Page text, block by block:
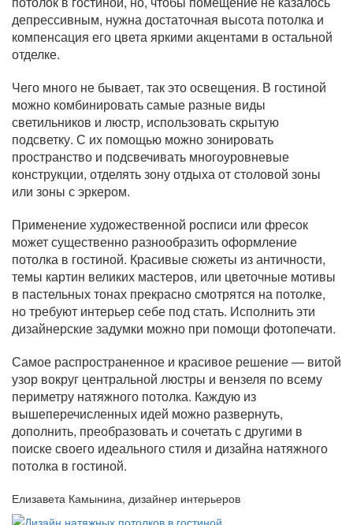
депрессивным, нужна достаточная высота потолка и
компенсация его цвета яркими акцентами в остальной
отделке.
Чего много не бывает, так это освещения. В гостиной
можно комбинировать самые разные виды
светильников и люстр, использовать скрытую
подсветку. С их помощью можно зонировать
пространство и подсвечивать многоуровневые
конструкции, отделять зону отдыха от столовой зоны
или зоны с эркером.
Применение художественной росписи или фресок
может существенно разнообразить оформление
потолка в гостиной. Красивые сюжеты из античности,
темы картин великих мастеров, или цветочные мотивы
в пастельных тонах прекрасно смотрятся на потолке,
но требуют интерьер себе под стать. Исполнить эти
дизайнерские задумки можно при помощи фотопечати.
Самое распространенное и красивое решение — витой
узор вокруг центральной люстры и вензеля по всему
периметру натяжного потолка. Каждую из
вышеперечисленных идей можно развернуть,
дополнить, преобразовать и сочетать с другими в
поиске своего идеального стиля и дизайна натяжного
потолка в гостиной.
Елизавета Камынина, дизайнер интерьеров